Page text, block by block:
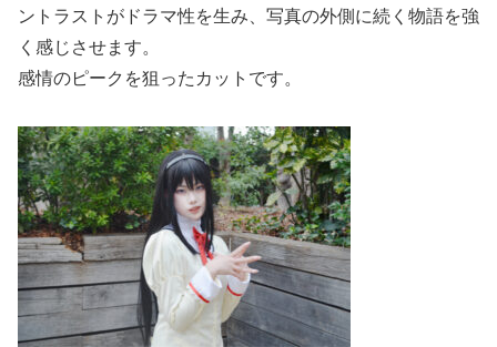
ントラストがドラマ性を生み、写真の外側に続く物語を強
く感じさせます。
感情のピークを狙ったカットです。